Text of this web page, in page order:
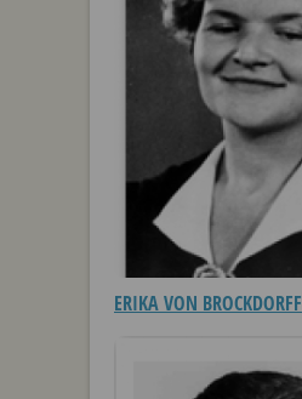
ERIKA VON BROCKDORFF